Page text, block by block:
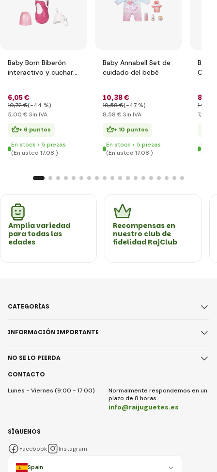
Baby Born Biberón
interactivo y cuchara
6,05 €
10,72 €(-44 %)
5,00 € Sin IVA
+ 6 puntos
En stock > 5 piezas
(En usted 17.08.)
Baby Annabell Set de
cuidado del bebé
10,38 €
19,58 €(-47 %)
8,58 € Sin IVA
+ 10 puntos
En stock > 5 piezas
(En usted 17.08.)
Baby
8
14
7,15 €
En
(En
Amplia variedad
para todas las
edades
Recompensas en
nuestro club de
fidelidad RajClub
CONTACTO
Lunes - Viernes (9:00 - 17:00)
Normalmente respondemos en un
plazo de 8 horas
info@raijuguetes.es
CATEGORÍAS
INFORMACIÓN IMPORTANTE
NO SE LO PIERDA
Spain
SÍGUENOS
Facebook Instagram